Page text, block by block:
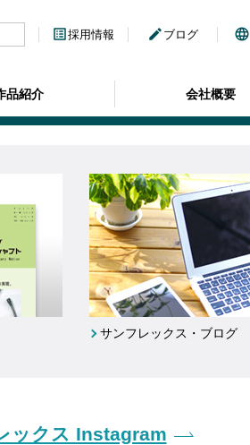
品紹介 会社概要
list_alt採用情報 edit ブログ language
サンフレックス・ブログ
ックス Instagram